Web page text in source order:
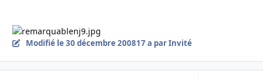
Modifié le 30 décembre 200817 a par Invité